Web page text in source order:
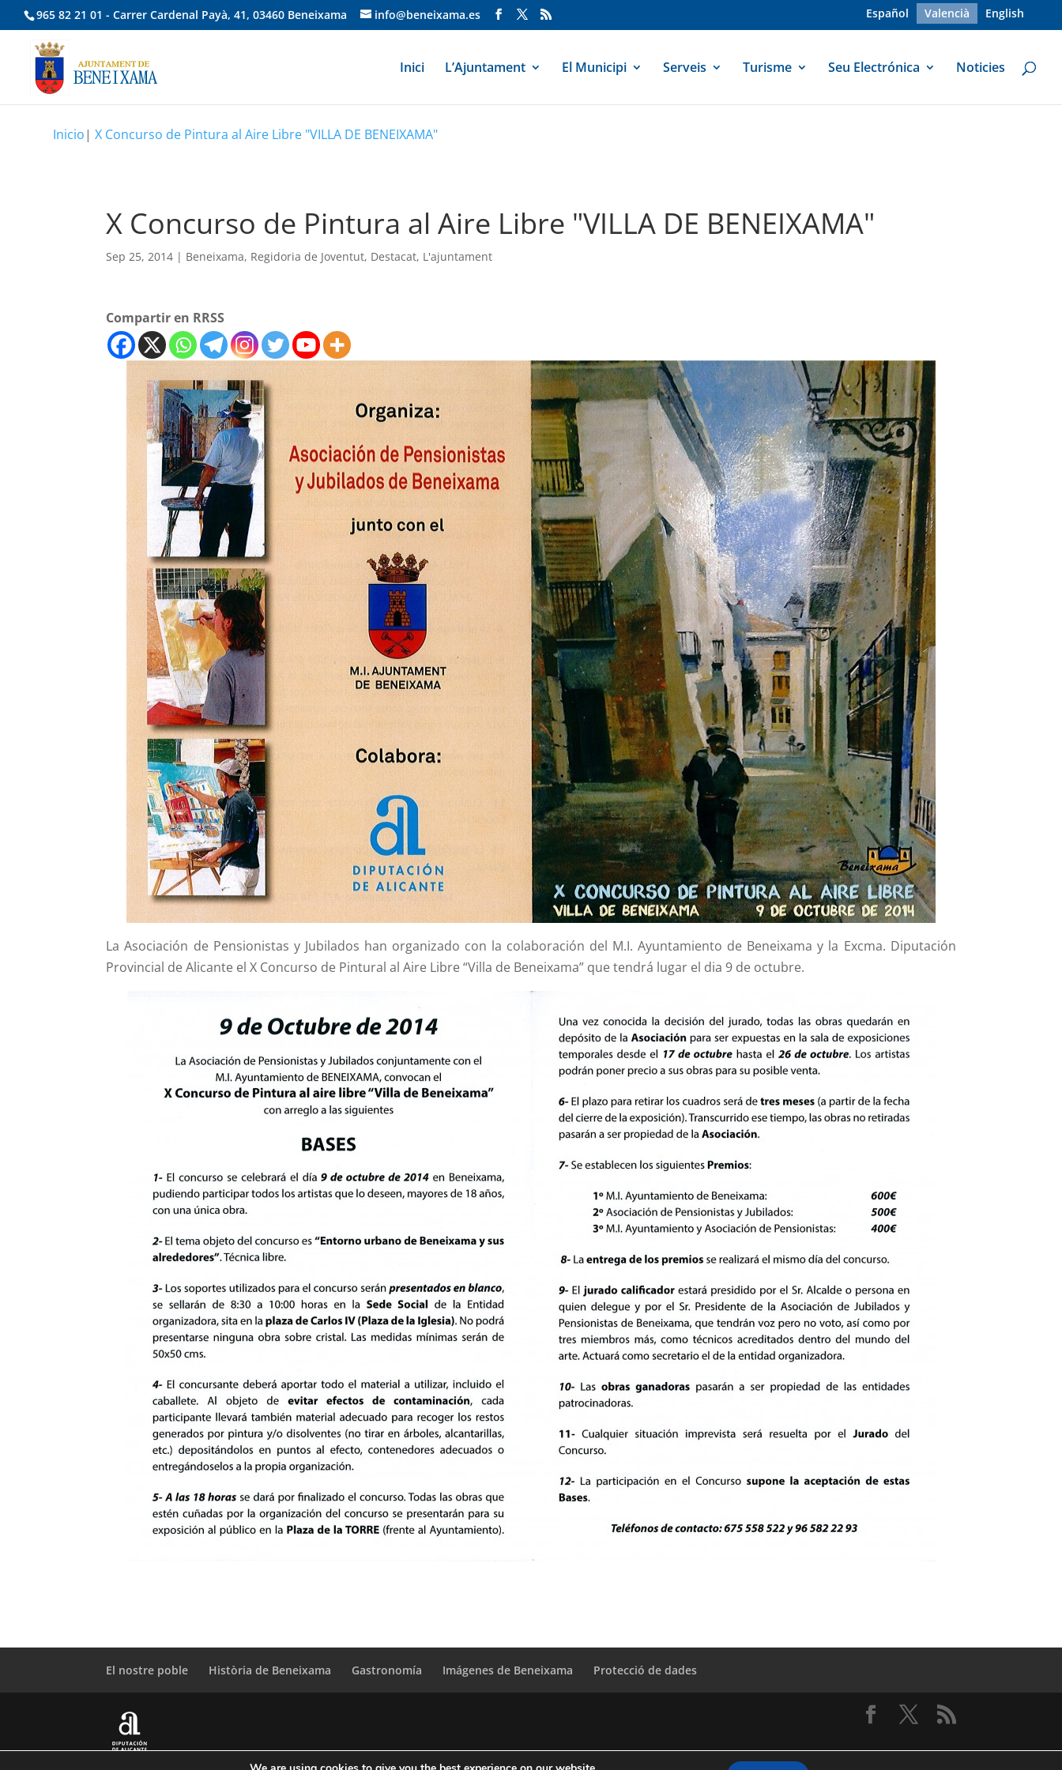
965 82 21 01 - Carrer Cardenal Payà, 41, 03460 Beneixama info@beneixama.es Español Valencià English
Inici L’Ajuntament El Municipi Serveis Turisme Seu Electrónica Noticies
Inicio|X Concurso de Pintura al Aire Libre "VILLA DE BENEIXAMA"
X Concurso de Pintura al Aire Libre "VILLA DE BENEIXAMA"
Sep 25, 2014 | Beneixama, Regidoria de Joventut, Destacat, L'ajuntament
Compartir en RRSS
La Asociación de Pensionistas y Jubilados han organizado con la colaboración del M.I. Ayuntamiento de Beneixama y la Excma. Diputación
Provincial de Alicante el X Concurso de Pintural al Aire Libre “Villa de Beneixama” que tendrá lugar el dia 9 de octubre.
El nostre poble Història de Beneixama Gastronomía Imágenes de Beneixama Protecció de dades